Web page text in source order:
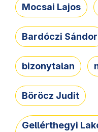
Mocsai Lajos
Bardóczi Sándor
bizonytalan
Böröcz Judit
Gellérthegyi